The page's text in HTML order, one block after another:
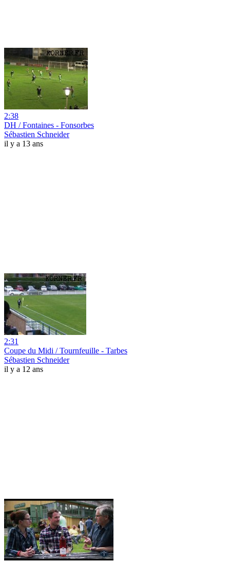
2:38
DH / Fontaines - Fonsorbes
Sébastien Schneider
il y a 13 ans
2:31
Coupe du Midi / Tournfeuille - Tarbes
Sébastien Schneider
il y a 12 ans